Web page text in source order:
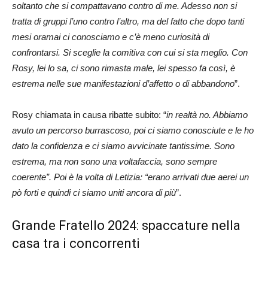
soltanto che si compattavano contro di me. Adesso non si
tratta di gruppi l’uno contro l’altro, ma del fatto che dopo tanti
mesi oramai ci conosciamo e c’è meno curiosità di
confrontarsi. Si sceglie la comitiva con cui si sta meglio. Con
Rosy, lei lo sa, ci sono rimasta male, lei spesso fa così, è
estrema nelle sue manifestazioni d’affetto o di abbandono”.
Rosy chiamata in causa ribatte subito: “in realtà no. Abbiamo
avuto un percorso burrascoso, poi ci siamo conosciute e le ho
dato la confidenza e ci siamo avvicinate tantissime. Sono
estrema, ma non sono una voltafaccia, sono sempre
coerente”. Poi è la volta di Letizia: “erano arrivati due aerei un
pò forti e quindi ci siamo uniti ancora di più”.
Grande Fratello 2024: spaccature nella
casa tra i concorrenti